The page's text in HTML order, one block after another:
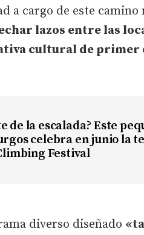
a cargo de este
lazos entre las
cultural de primer
de la escalada? Este
celebra en junio la
Festival
diverso diseñado